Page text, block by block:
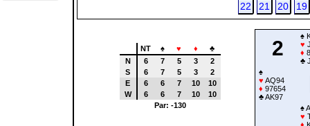
19
20
21
22
2
♠
♥
♦
♣
♠
♥ AQ94
♦ 97654
♣AK97
♠
♥
NT ♠ ♥ ♦
♣
N
6 7 5 3
2
S
6 7 5 3
2
E
6 6 7 10
10
W
6 6 7 10
10
Par: -130